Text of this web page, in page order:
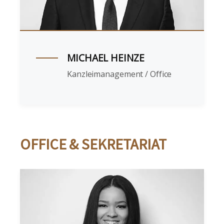
MICHAEL HEINZE
Kanzleimanagement / Office
OFFICE & SEKRETARIAT